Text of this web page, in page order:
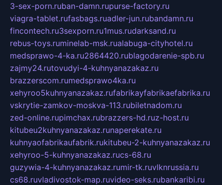
3-sex-porn.ruban-damn.rupurse-factory.ru
viagra-tablet.rufasbags.ruadler-jun.rubandamn.ru
fincontech.ru3sexporn.ru1mus.rudarksand.ru
rebus-toys.ruminelab-msk.rualabuga-cityhotel.ru
medsprawo-4-ka.ru2864420.rublagodarenie-spb.ru
zajmy24.rutovudyi-4-kuhnyanazakaz.ru
brazzerscom.rumedsprawo4ka.ru
xehyroo5kuhnyanazakaz.rufabrikayfabrikaefabrika.ru
vskrytie-zamkov-moskva-113.rubiletnadom.ru
zed-online.rupimchax.rubrazzers-hd.ruz-host.ru
kitubeu2kuhnyanazakaz.runaperekate.ru
kuhnyaofabrikaufabrik.rukitubeu-2-kuhnyanazakaz.ru
xehyroo-5-kuhnyanazakaz.rucs-68.ru
guzywia-4-kuhnyanazakaz.rumir-tk.ruvlknrussia.ru
cs68.ruvladivostok-map.ruvideo-seks.rubankaribi.ru